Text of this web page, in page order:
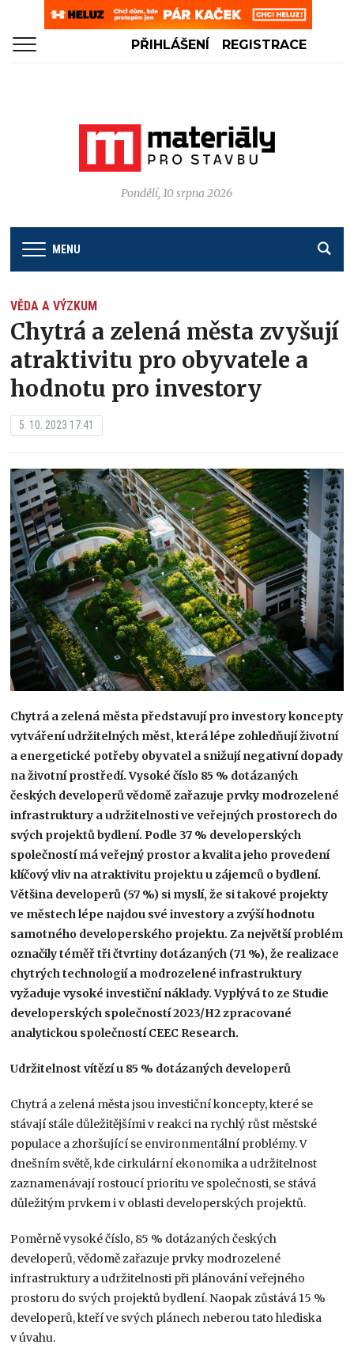
PŘIHLÁŠENÍ REGISTRACE
Pondělí, 10 srpna 2026
MENU
VĚDA A VÝZKUM
Chytrá a zelená města zvyšují
atraktivitu pro obyvatele a
hodnotu pro investory
5. 10. 2023 17:41
Chytrá a zelená města představují pro investory koncepty
vytváření udržitelných měst, která lépe zohledňují životní
a energetické potřeby obyvatel a snižují negativní dopady
na životní prostředí. Vysoké číslo 85 % dotázaných
českých developerů vědomě zařazuje prvky modrozelené
infrastruktury a udržitelnosti ve veřejných prostorech do
svých projektů bydlení. Podle 37 % developerských
společností má veřejný prostor a kvalita jeho provedení
klíčový vliv na atraktivitu projektu u zájemců o bydlení.
Většina developerů (57 %) si myslí, že si takové projekty
ve městech lépe najdou své investory a zvýší hodnotu
samotného developerského projektu. Za největší problém
označily téměř tři čtvrtiny dotázaných (71 %), že realizace
chytrých technologií a modrozelené infrastruktury
vyžaduje vysoké investiční náklady. Vyplývá to ze Studie
developerských společností 2023/H2 zpracované
analytickou společností CEEC Research.
Udržitelnost vítězí u 85 % dotázaných developerů
Chytrá a zelená města jsou investiční koncepty, které se
stávají stále důležitějšími v reakci na rychlý růst městské
populace a zhoršující se environmentální problémy. V
dnešním světě, kde cirkulární ekonomika a udržitelnost
zaznamenávají rostoucí prioritu ve společnosti, se stává
důležitým prvkem i v oblasti developerských projektů.
Poměrně vysoké číslo, 85 % dotázaných českých
developerů, vědomě zařazuje prvky modrozelené
infrastruktury a udržitelnosti při plánování veřejného
prostoru do svých projektů bydlení. Naopak zůstává 15 %
developerů, kteří ve svých plánech neberou tato hlediska
v úvahu.